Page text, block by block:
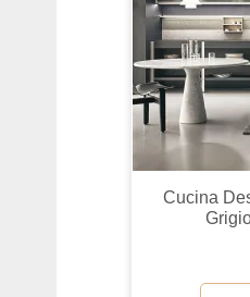
Cucina